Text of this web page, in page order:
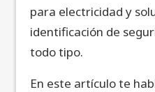
para electricidad y
identificación de
todo tipo.
En este artículo te